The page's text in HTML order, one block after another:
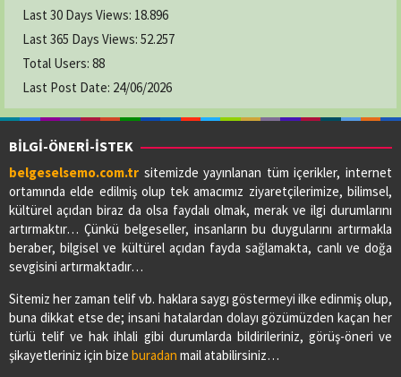
Last 30 Days Views: 18.896
Last 365 Days Views: 52.257
Total Users: 88
Last Post Date: 24/06/2026
BİLGİ-ÖNERİ-İSTEK
belgeselsemo.com.tr sitemizde yayınlanan tüm içerikler, internet
ortamında elde edilmiş olup tek amacımız ziyaretçilerimize, bilimsel,
kültürel açıdan biraz da olsa faydalı olmak, merak ve ilgi durumlarını
artırmaktır… Çünkü belgeseller, insanların bu duygularını artırmakla
beraber, bilgisel ve kültürel açıdan fayda sağlamakta, canlı ve doğa
sevgisini artırmaktadır…
Sitemiz her zaman telif vb. haklara saygı göstermeyi ilke edinmiş olup,
buna dikkat etse de; insani hatalardan dolayı gözümüzden kaçan her
türlü telif ve hak ihlali gibi durumlarda bildirileriniz, görüş-öneri ve
şikayetleriniz için bize buradan mail atabilirsiniz…